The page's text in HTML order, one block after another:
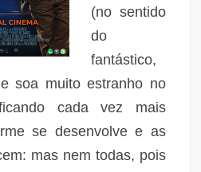
(no sentido
do
fantástico,
soa muito estranho no
cada vez mais
se desenvolve e as
mas nem todas, pois